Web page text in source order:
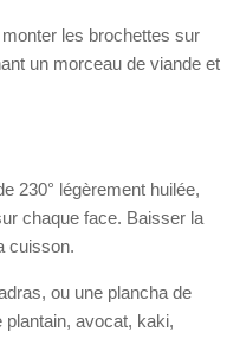
les brochettes sur
un morceau de viande et
230° légèrement huilée,
chaque face. Baisser la
cuisson.
ou une plancha de
avocat, kaki,